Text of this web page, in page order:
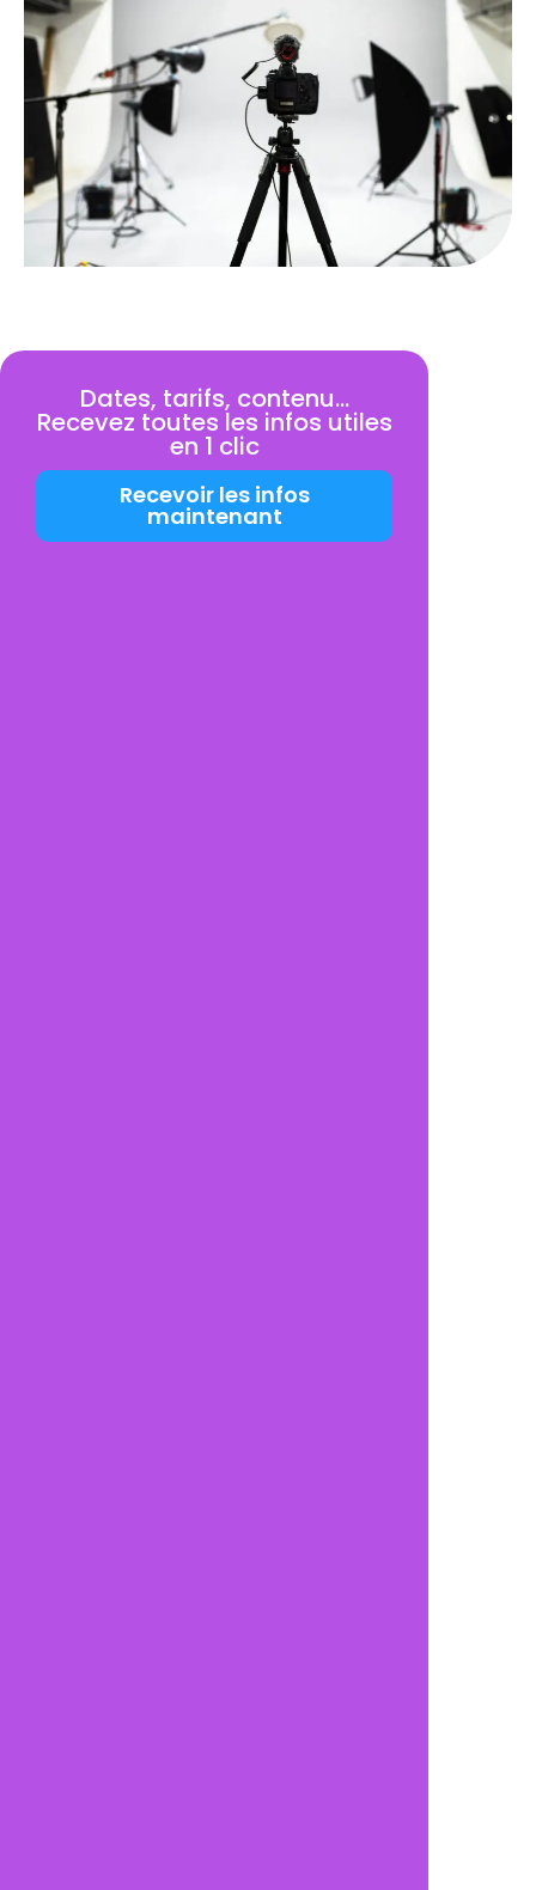
Dates, tarifs, contenu…
Recevez toutes les infos utiles
en 1 clic
Recevoir les infos
maintenant